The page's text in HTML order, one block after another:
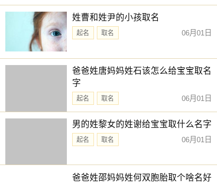
姓曹和姓尹的小孩取名
起名 取名 06月01日
爸爸姓唐妈妈姓石该怎么给宝宝取名
字
起名 取名 06月01日
男的姓黎女的姓谢给宝宝取什么名字
起名 取名 06月01日
爸爸姓邵妈妈姓何双胞胎取个啥名好